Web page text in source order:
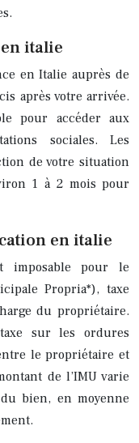
italie
en Italie auprès de
après votre arrivée.
pour accéder aux
sociales. Les
de votre situation
1 à 2 mois pour
en italie
imposable pour le
Propria*), taxe
du propriétaire.
sur les ordures
le propriétaire et
de l’IMU varie
bien, en moyenne